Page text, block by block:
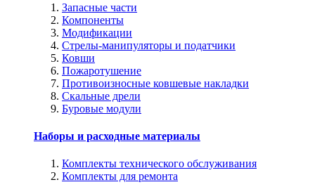
Запасные части
Компоненты
Модификации
Стрелы-манипуляторы и податчики
Ковши
Пожаротушение
Противоизносные ковшевые накладки
Скальные дрели
Буровые модули
Наборы и расходные материалы
Комплекты технического обслуживания
Комплекты для ремонта